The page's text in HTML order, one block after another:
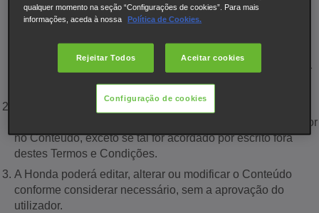
e digitais, imagens impressas nos concessionários, artigos
de imprensa, publicidade offline e online, meios de
impressos, e-mails, Websites, ecrãs digitais, eventos
internos e externos, filmes, vídeos, televisão por cabo e por
radiodifusão e a Internet.
O utilizador concorda que a Honda e as empresas do seu
grupo, agentes e associados não têm de creditar o utilizador
no Conteúdo, exceto se tal for acordado por escrito fora
destes Termos e Condições.
A Honda poderá editar, alterar ou modificar o Conteúdo
conforme considerar necessário, sem a aprovação do
utilizador.
qualquer momento na seção “Configurações de cookies”. Para mais
informações, aceda à nossa
Política de Cookies.
Rejeitar Todos Aceitar cookies
Configuração de cookies